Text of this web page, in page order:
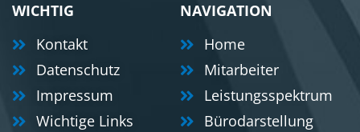
WICHTIG
Kontakt
Datenschutz
Impressum
Wichtige Links
NAVIGATION
Home
Mitarbeiter
Leistungsspektrum
Bürodarstellung